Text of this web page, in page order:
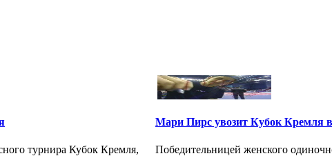
турнира Кубок Кремля,
Мари Пирс увозит Кубок Кремля
Победительницей женского